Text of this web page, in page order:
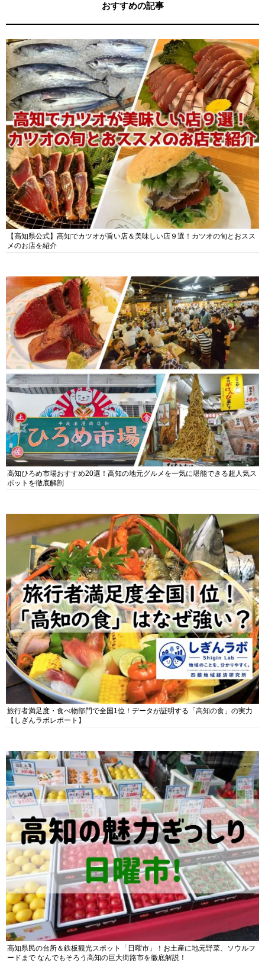
おすすめの記事
【高知県公式】高知でカツオが旨い店＆美味しい店９選！カツオの旬とおスス
メのお店を紹介
高知ひろめ市場おすすめ20選！高知の地元グルメを一気に堪能できる超人気ス
ポットを徹底解剖
旅行者満足度・食べ物部門で全国1位！データが証明する「高知の食」の実力
【しぎんラボレポート】
高知県民の台所＆鉄板観光スポット「日曜市」！お土産に地元野菜、ソウルフ
ードまで なんでもそろう高知の巨大街路市を徹底解説！